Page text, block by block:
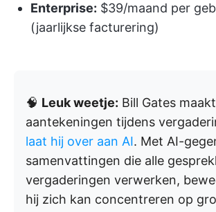
Enterprise: $39/maand per
(jaarlijkse facturering)
🧠 Leuk weetje: Bill Gates
aantekeningen tijdens
laat hij over aan AI. Met AI-
samenvattingen die alle
vergaderingen verwerken,
hij zich kan concentreren op